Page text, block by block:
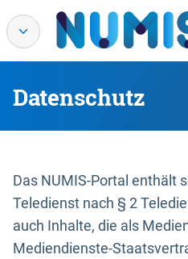
Datenschutz
Das NUMIS-Portal enthält
Teledienst nach § 2
auch Inhalte, die als
Mediendienste-